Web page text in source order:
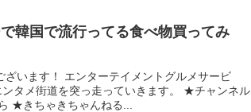
韓国で流行ってる食べ物買ってみ
います！ エンターテイメントグルメサービ
タメ街道を突っ走っていきます。 ★チャンネル
★きちゃきちゃんねる...